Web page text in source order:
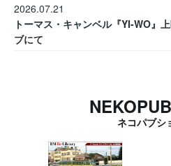
2026.07.21
トーマス・キャンベル『YI-WO』
ブにて
ネコパブシ